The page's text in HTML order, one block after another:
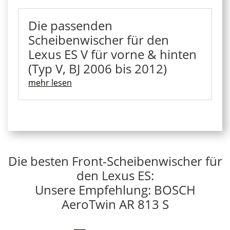
Die passenden
Scheibenwischer für den
Lexus ES V für vorne & hinten
(Typ V, BJ 2006 bis 2012)
mehr lesen
Die besten Front-Scheibenwischer für
den Lexus ES:
Unsere Empfehlung: BOSCH
AeroTwin AR 813 S